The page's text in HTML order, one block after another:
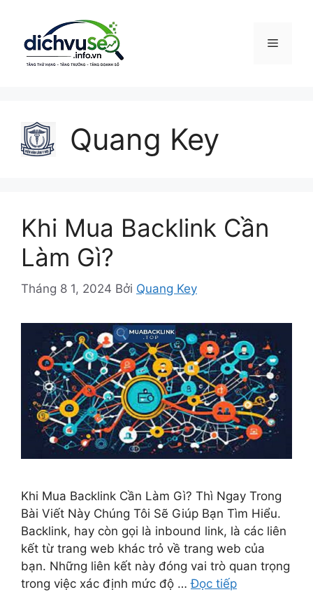
dung
Menu
Quang Key
Khi Mua Backlink Cần
Làm Gì?
Tháng 8 1, 2024 Bởi Quang Key
Khi Mua Backlink Cần Làm Gì? Thì Ngay Trong
Bài Viết Này Chúng Tôi Sẽ Giúp Bạn Tìm Hiểu.
Backlink, hay còn gọi là inbound link, là các liên
kết từ trang web khác trỏ về trang web của
bạn. Những liên kết này đóng vai trò quan trọng
trong việc xác định mức độ …Đọc tiếp